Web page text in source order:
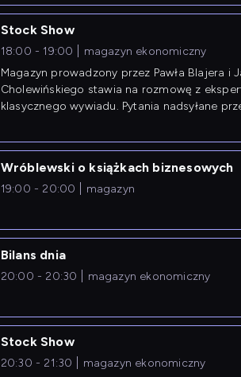
Stock Show
18:00 - 19:00
magazyn ekonomiczny
Magazyn prowadzony przez Pawła Blajera i
Cholewińskiego stawia na rozmowę z
klasycznego wywiadu. Pytania nadsyłane
Wróblewski o książkach biznesowych
19:00 - 20:00 magazyn
Bilans dnia
20:00 - 20:30 magazyn ekonomiczny
Stock Show
20:30 - 21:30
magazyn ekonomiczny